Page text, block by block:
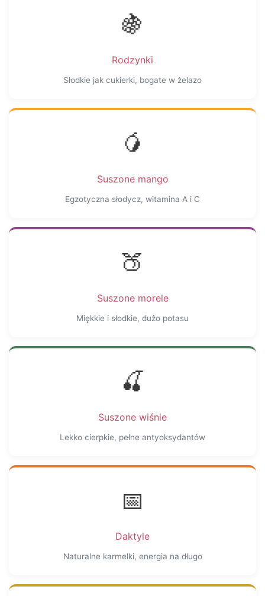
🍇
Rodzynki
Słodkie jak cukierki, bogate w żelazo
🥭
Suszone mango
Egzotyczna słodycz, witamina A i C
🍑
Suszone morele
Miękkie i słodkie, dużo potasu
🍒
Suszone wiśnie
Lekko cierpkie, pełne antyoksydantów
📅
Daktyle
Naturalne karmelki, energia na długo